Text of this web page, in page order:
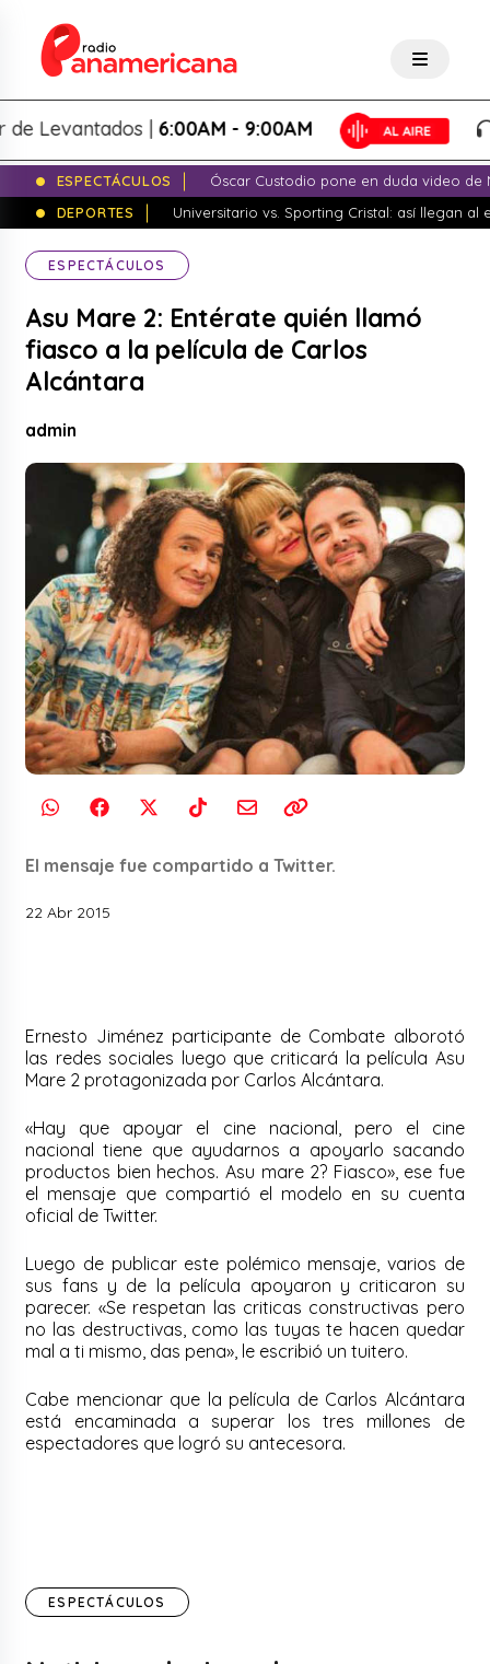
|6:00AM - 9:00AM
ESPECTÁCULOS
Óscar Custodio pone en duda video de
DEPORTES
Universitario vs. Sporting Cristal: así llegan al
ESPECTÁCULOS
Asu Mare 2: Entérate quién llamó
fiasco a la película de Carlos
Alcántara
admin
El mensaje fue compartido a Twitter.
22 Abr 2015
Ernesto Jiménez participante de Combate alborotó
las redes sociales luego que criticará la película Asu
Mare 2 protagonizada por Carlos Alcántara.
«Hay que apoyar el cine nacional, pero el cine
nacional tiene que ayudarnos a apoyarlo sacando
productos bien hechos. Asu mare 2? Fiasco», ese fue
el mensaje que compartió el modelo en su cuenta
oficial de Twitter.
Luego de publicar este polémico mensaje, varios de
sus fans y de la película apoyaron y criticaron su
parecer. «Se respetan las criticas constructivas pero
no las destructivas, como las tuyas te hacen quedar
mal a ti mismo, das pena», le escribió un tuitero.
Cabe mencionar que la película de Carlos Alcántara
está encaminada a superar los tres millones de
espectadores que logró su antecesora.
ESPECTÁCULOS